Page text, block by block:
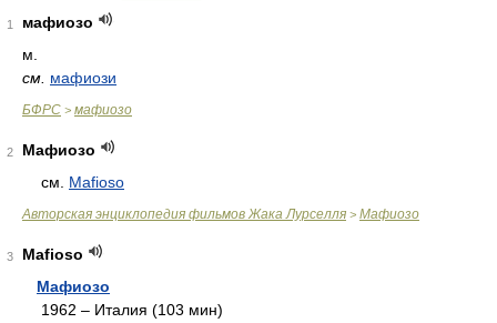
1
мафиозо
м.
см. мафиози
БФРС > мафиозо
2
Мафиозо
см. Mafioso
Авторская энциклопедия фильмов Жака Лурселля > Мафиозо
3
Mafioso
Мафиозо
1962 – Италия (103 мин)